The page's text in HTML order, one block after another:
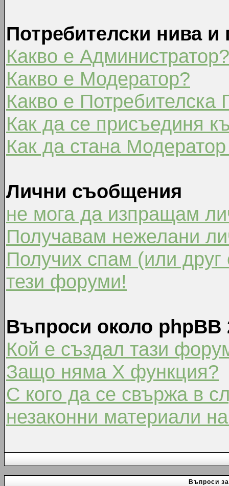
Потребителски нива и
Какво е Администратор?
Какво е Модератор?
Какво е Потребителска
Как да се присъединя
Как да стана
Лични съобщения
не мога да изпращам
Получавам нежелани
Получих спам (или
тези форуми!
Въпроси около phpBB
Кой е създал тази
Защо няма X функция?
С кого да се свържа в
незаконни материали
Въпроси